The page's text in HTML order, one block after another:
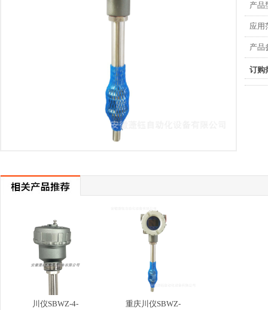
产品
应用
产品
订购
川仪SBWZ-4-
重庆川仪SBWZ-